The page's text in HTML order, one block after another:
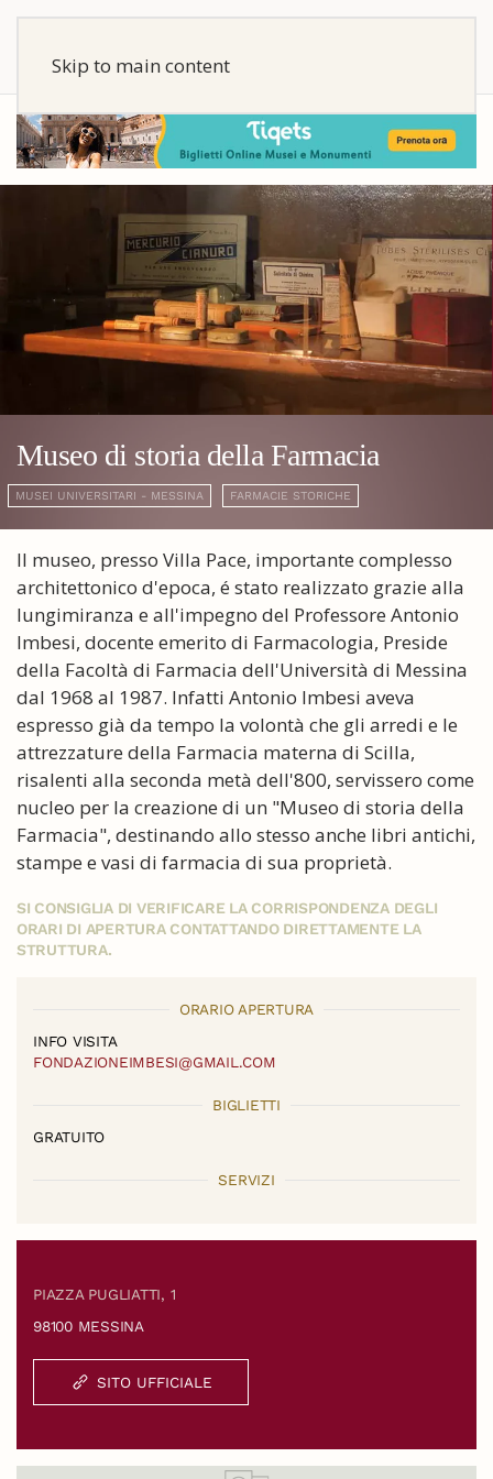
Skip to main content
Museo di storia della Farmacia
MUSEI UNIVERSITARI - MESSINA FARMACIE STORICHE
Il museo, presso Villa Pace, importante complesso
architettonico d'epoca, é stato realizzato grazie alla
lungimiranza e all'impegno del Professore Antonio
Imbesi, docente emerito di Farmacologia, Preside
della Facoltà di Farmacia dell'Università di Messina
dal 1968 al 1987. Infatti Antonio Imbesi aveva
espresso già da tempo la volontà che gli arredi e le
attrezzature della Farmacia materna di Scilla,
risalenti alla seconda metà dell'800, servissero come
nucleo per la creazione di un "Museo di storia della
Farmacia", destinando allo stesso anche libri antichi,
stampe e vasi di farmacia di sua proprietà.
SI CONSIGLIA DI VERIFICARE LA CORRISPONDENZA DEGLI
ORARI DI APERTURA CONTATTANDO DIRETTAMENTE LA
STRUTTURA.
ORARIO APERTURA
INFO VISITA
FONDAZIONEIMBESI@GMAIL.COM
BIGLIETTI
GRATUITO
SERVIZI
PIAZZA PUGLIATTI, 1
98100 MESSINA
SITO UFFICIALE